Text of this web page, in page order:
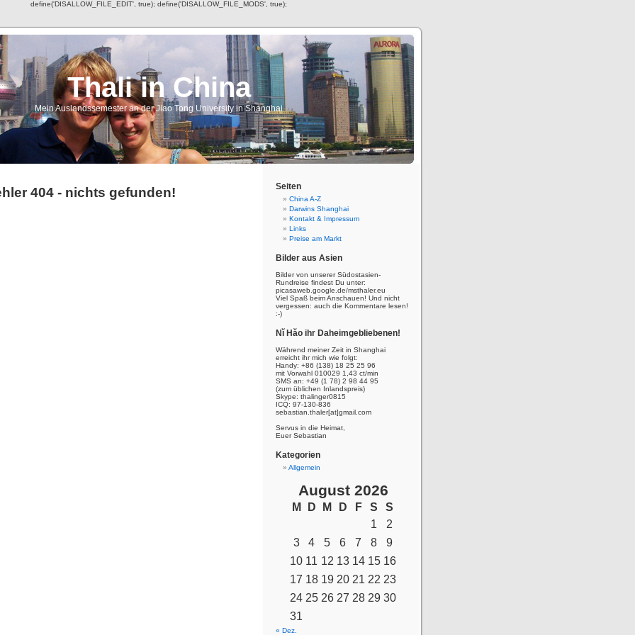
define('DISALLOW_FILE_EDIT', true); define('DISALLOW_FILE_MODS', true);
Thali in China
Mein Auslandssemester an der Jiao Tong University in Shanghai
404 - nichts gefunden! Seiten
China A-Z
Darwins Shanghai
Kontakt & Impressum
Links
Preise am Markt
Bilder aus Asien
Bilder von unserer Südostasien-
Rundreise findest Du unter:
picasaweb.google.de/msthaler.eu
Viel Spaß beim Anschauen! Und nicht
vergessen: auch die Kommentare lesen!
:-)
Nĭ Hăo ihr Daheimgebliebenen!
Während meiner Zeit in Shanghai
erreicht ihr mich wie folgt:
Handy: +86 (138) 18 25 25 96
mit Vorwahl 010029 1,43 ct/min
SMS an: +49 (1 78) 2 98 44 95
(zum üblichen Inlandspreis)
Skype: thalinger0815
ICQ: 97-130-836
sebastian.thaler[at]gmail.com
Servus in die Heimat,
Euer Sebastian
Kategorien
Allgemein
August 2026
M D M D F S
S
1
2
3
4 5 6 7 8
9
10 11 12 13 14 15 16
17 18 19 20 21 22 23
24 25 26 27 28 29 30
31
« Dez.